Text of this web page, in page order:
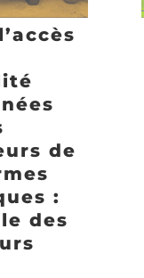
de
:
des